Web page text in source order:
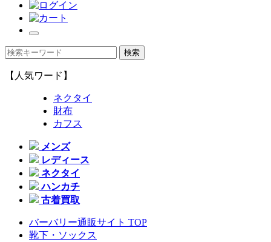
【人気ワード】
ネクタイ
財布
カフス
メンズ
レディース
ネクタイ
ハンカチ
古着買取
バーバリー通販サイト TOP
靴下・ソックス